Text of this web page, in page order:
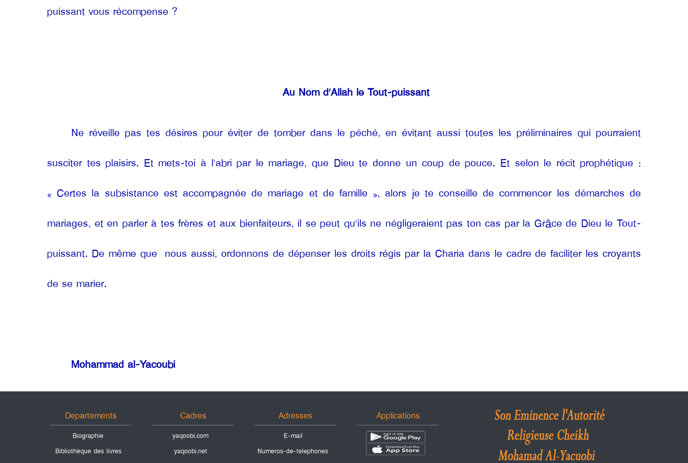
puissant vous récompense ?
Au Nom d’Allah le Tout-puissant
Ne réveille pas tes désires pour éviter de tomber dans le péché, en évitant aussi toutes les préliminaires qui pourraient
susciter tes plaisirs. Et mets-toi à l’abri par le mariage, que Dieu te donne un coup de pouce. Et selon le récit prophétique :
« Certes la subsistance est accompagnée de mariage et de famille », alors je te conseille de commencer les démarches de
mariages, et en parler à tes frères et aux bienfaiteurs, il se peut qu’ils ne négligeraient pas ton cas par la Grâce de Dieu le Tout-
puissant. De même que nous aussi, ordonnons de dépenser les droits régis par la Charia dans le cadre de faciliter les croyants
de se marier.
Mohammad al-Yacoubi
Departements
Biographie
Bibliothèque des livres
Cadres
yaqoobi.com
yaqoobi.net
Adresses
E-mail
Numeros-de-telephones
Applications